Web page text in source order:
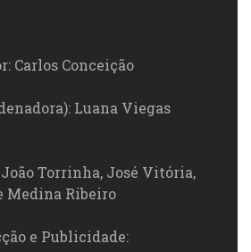
Carlos Conceição
Luana Viegas
Torrinha, José Vitória,
Medina Ribeiro
e Publicidade: